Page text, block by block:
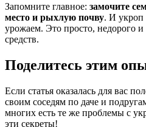
Запомните главное: замочите
место и рыхлую почву. И укроп
урожаем. Это просто, недорого
средств.
Поделитесь этим
Если статья оказалась для вас
своим соседям по даче и
многих есть те же проблемы с
эти секреты!